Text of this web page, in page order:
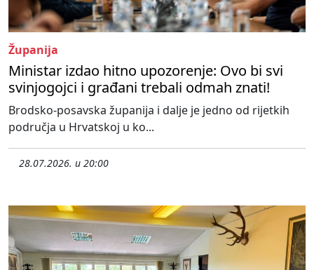
Županija
Ministar izdao hitno upozorenje: Ovo bi svi
svinjogojci i građani trebali odmah znati!
Brodsko-posavska županija i dalje je jedno od rijetkih
područja u Hrvatskoj u ko...
28.07.2026. u 20:00